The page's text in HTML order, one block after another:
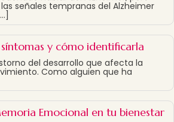
señales tempranas del Alzheimer
síntomas y cómo identificarla
del desarrollo que afecta la
Como alguien que ha
Emocional en tu bienestar